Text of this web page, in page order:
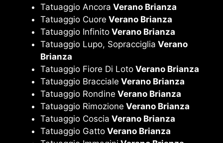
Tatuaggio Ancora Verano Brianza
Tatuaggio Cuore Verano Brianza
Tatuaggio Infinito Verano Brianza
Tatuaggio Lupo, Sopracciglia Verano
Brianza
Tatuaggio Fiore Di Loto Verano Brianza
Tatuaggio Bracciale Verano Brianza
Tatuaggio Rondine Verano Brianza
Tatuaggio Rimozione Verano Brianza
Tatuaggio Coscia Verano Brianza
Tatuaggio Gatto Verano Brianza